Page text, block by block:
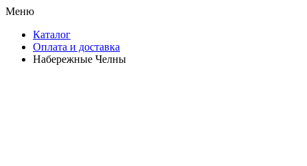
Меню
Каталог
Оплата и доставка
Набережные Челны